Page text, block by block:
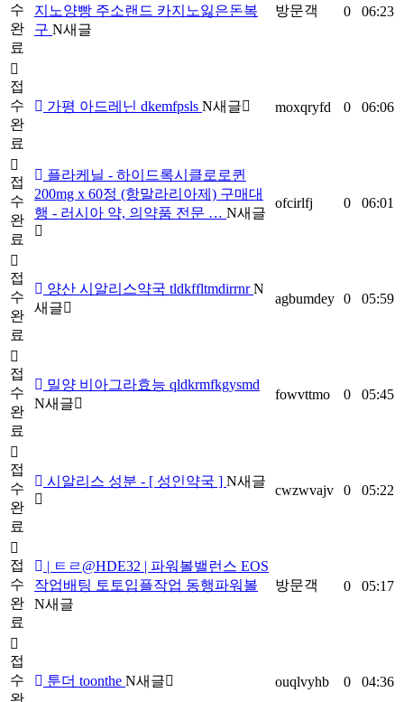
수
완
료
지노양빵 주소랜드 카지노잃은돈복
구 N새글
방문객 0 06:23
접
수
완
료
가평 아드레닌 dkemfpsls N새글 moxqryfd 0 06:06
접
수
완
료
플라케닐 - 하이드록시클로로퀸
200mg x 60정 (항말라리아제) 구매대
행 - 러시아 약, 의약품 전문 … N새글
ofcirlfj 0 06:01
접
수
완
료
양산 시알리스약국 tldkffltmdirrnrN
새글
agbumdey 0 05:59
접
수
완
료
밀양 비아그라효능 qldkrmfkgysmd
N새글
fowvttmo 0 05:45
접
수
완
료
시알리스 성분 - [ 성인약국 ] N새글
cwzwvajv 0 05:22
접
수
완
료
| ㅌㄹ@HDE32 | 파워볼밸런스 EOS
작업배팅 토토입플작업 동행파워볼
N새글
방문객 0 05:17
접
수
완
툰더 toonthe N새글 ouqlvyhb 0 04:36